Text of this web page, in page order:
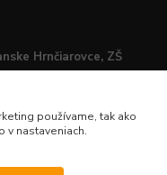
Hrnčiarovce, ZŠ
používame, tak ako
v nastaveniach.